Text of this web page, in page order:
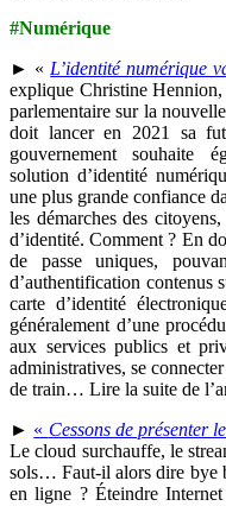
#Numérique
► «L’identité numérique
explique Christine Hennion,
parlementaire sur la
doit lancer en 2021 sa
gouvernement souhaite
solution d’identité
une plus grande confiance
les démarches des
d’identité. Comment ? En
de passe uniques,
d’authentification contenus
carte d’identité
généralement d’une
aux services publics et
administratives, se
de train… Lire la suite de
► « Cessons de présenter
Le cloud surchauffe, le
sols… Faut-il alors dire bye
en ligne ? Éteindre